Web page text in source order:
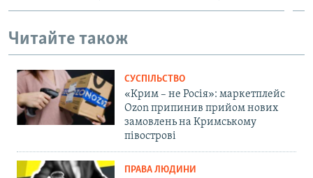
Читайте також
СУСПІЛЬСТВО
«Крим – не Росія»: маркетплейс
Ozon припинив прийом нових
замовлень на Кримському
півострові
ПРАВА ЛЮДИНИ